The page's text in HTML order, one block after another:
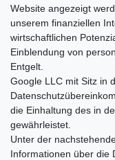
Website angezeigt
unserem finanziellen
wirtschaftlichen
Einblendung von
Entgelt.
Google LLC mit Sitz in
die Einhaltung des in
gewährleistet.
Unter der
Informationen über die